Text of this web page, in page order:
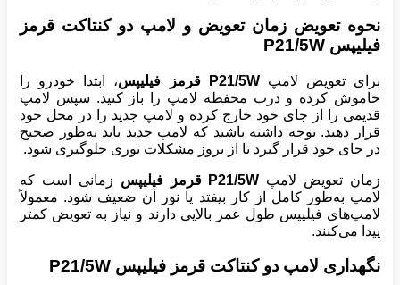
نحوه تعویض زمان تعویض و لامپ دو کنتاکت قرمز
فیلیپس P21/5W
برای تعویض لامپP21/5W قرمز فیلیپس
، ابتدا خودرو را
خاموش کرده و درب محفظه لامپ را باز کنید. سپس لامپ
قدیمی را از جای خود خارج کرده و لامپ جدید را در محل خود
قرار دهید. توجه داشته باشید که لامپ جدید باید به‌طور صحیح
در جای خود قرار گیرد تا از بروز مشکلات نوری جلوگیری شود.
زمان تعویض لامپ P21/5W قرمز فیلیپس
زمانی است که
لامپ به‌طور کامل از کار بیفتد یا نور آن ضعیف شود. معمولاً
لامپ‌های فیلیپس طول عمر بالایی دارند و نیاز به تعویض کمتر
پیدا می‌کنند.
نگهداری لامپ دو کنتاکت قرمز فیلیپس P21/5W